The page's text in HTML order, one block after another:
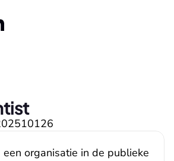
een organisatie in de publieke